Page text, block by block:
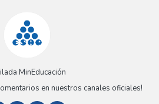
MinEducación
en nuestros canales oficiales!